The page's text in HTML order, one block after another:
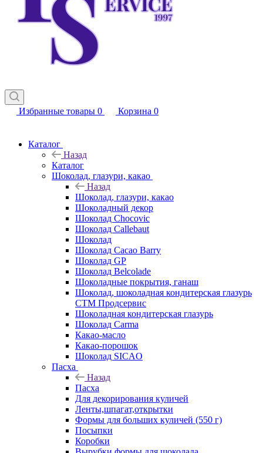
Избранные товары 0 Корзина 0
Каталог
Назад
Каталог
Шоколад, глазури, какао
Назад
Шоколад, глазури, какао
Шоколадный декор
Шоколад Chocovic
Шоколад Callebaut
Шоколад
Шоколад Cacao Barry
Шоколад GP
Шоколад Belcolade
Шоколадные покрытия, ганаш
Шоколад, шоколадная кондитерская глазурь
СТМ Продсервис
Шоколадная кондитерская глазурь
Шоколад Carma
Какао-масло
Какао-порошок
Шоколад SICAO
Пасха
Назад
Пасха
Для декорирования куличей
Ленты,шпагат,открытки
Формы для больших куличей (550 г)
Посыпки
Коробки